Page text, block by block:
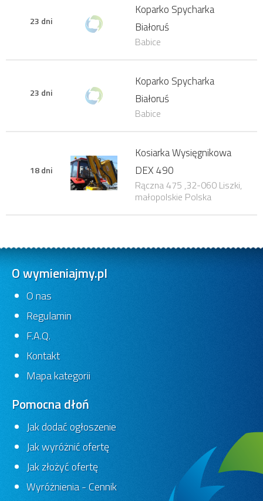
23 dni
Koparko Spycharka
Białoruś
Babice
23 dni
Koparko Spycharka
Białoruś
Babice
18 dni
Kosiarka Wysięgnikowa
DEX 490
Rączna 475 ,32-060 Liszki,
małopolskie Polska
O wymieniajmy.pl
O nas
Regulamin
F.A.Q.
Kontakt
Mapa kategorii
Pomocna dłoń
Jak dodać ogłoszenie
Jak wyróżnić ofertę
Jak złożyć ofertę
Wyróżnienia - Cennik